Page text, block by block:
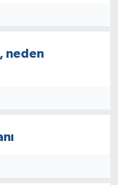
neden